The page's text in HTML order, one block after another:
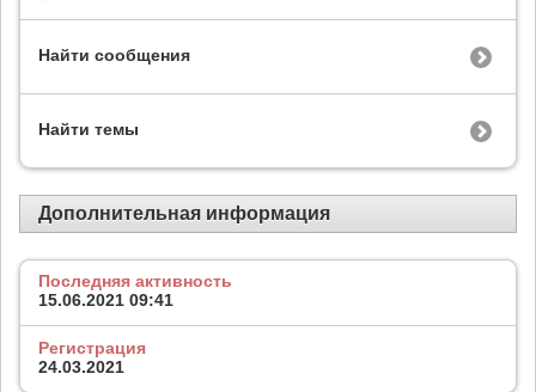
Найти сообщения
Найти темы
Дополнительная информация
Последняя активность
15.06.2021 09:41
Регистрация
24.03.2021